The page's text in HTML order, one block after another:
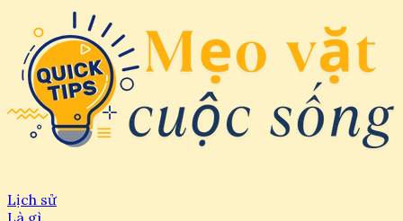
Lịch sử
Là gì